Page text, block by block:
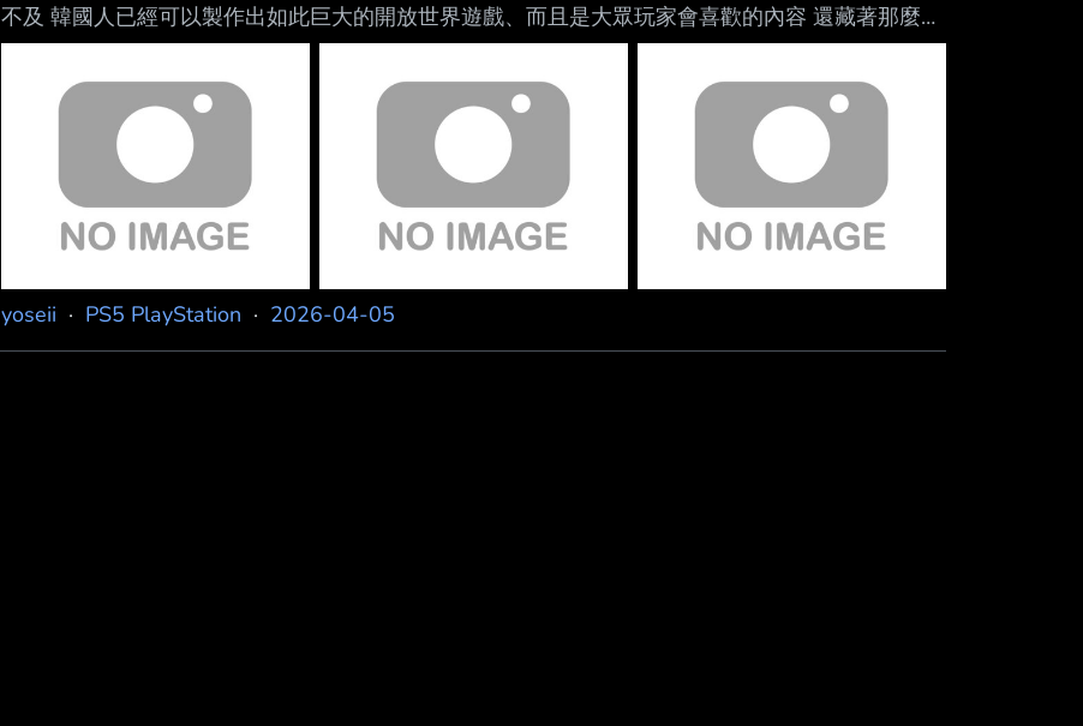
不及 韓國人已經可以製作出如此巨大的開放世界遊戲、而且是大眾玩家會喜歡的內容 還藏著那麼多
一般人不會注意到的小細節，很猛 我看到一個評論覺得滿中肯的 「赤血沙漠正在挖掘許多玩家數十
年沒有感受過的東西：純粹的驚喜感 它定義了上古捲軸：晨風、天際等經典作品 它的世界邀請你漫
無目的的閒逛、追逐未知的山脈，每一個轉彎都能獎勵好奇心 對某些人而言那種感覺很深刻，玩家
們形容 赤血沙漠重燃了他們在小時候發現了晨風、天際這種遊戲的熱情
yoseii · PS5 PlayStation · 2026-04-05